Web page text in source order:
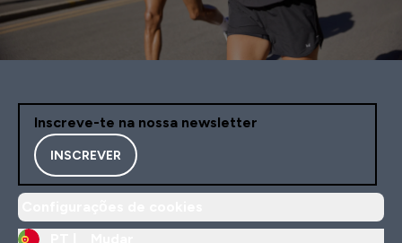
Inscreve-te na nossa newsletter
INSCREVER